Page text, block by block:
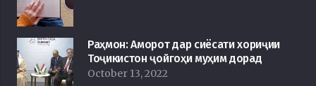
Раҳмон: Аморот дар сиёсати хориҷии
Тоҷикистон ҷойгоҳи муҳим дорад
October 13, 2022